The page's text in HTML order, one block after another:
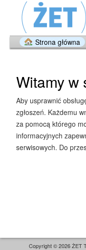
Strona główna
Witamy w
Aby usprawnić
zgłoszeń. Każdemu
za pomocą którego
informacyjnych
serwisowych. Do
Copyright © 2026 ŻET